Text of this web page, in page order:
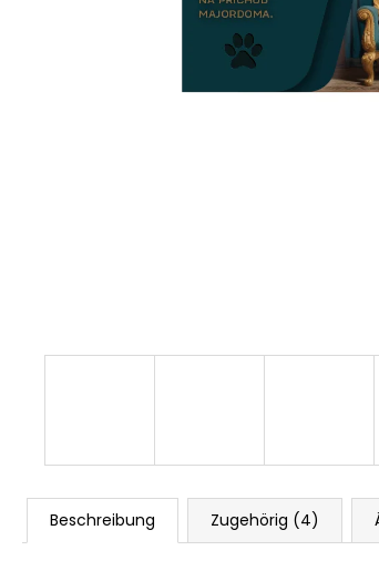
Beschreibung Zugehörig (4)